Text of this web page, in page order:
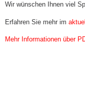
Wir wünschen Ihnen viel
Erfahren Sie mehr im
Mehr Informationen über